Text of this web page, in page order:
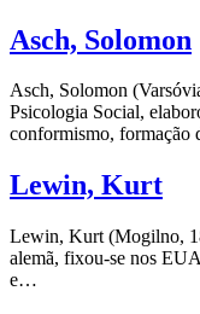
Asch, Solomon
Asch, Solomon
Psicologia Social,
conformismo, formação
Lewin, Kurt
Lewin, Kurt (Mogilno,
alemã, fixou-se nos
e…